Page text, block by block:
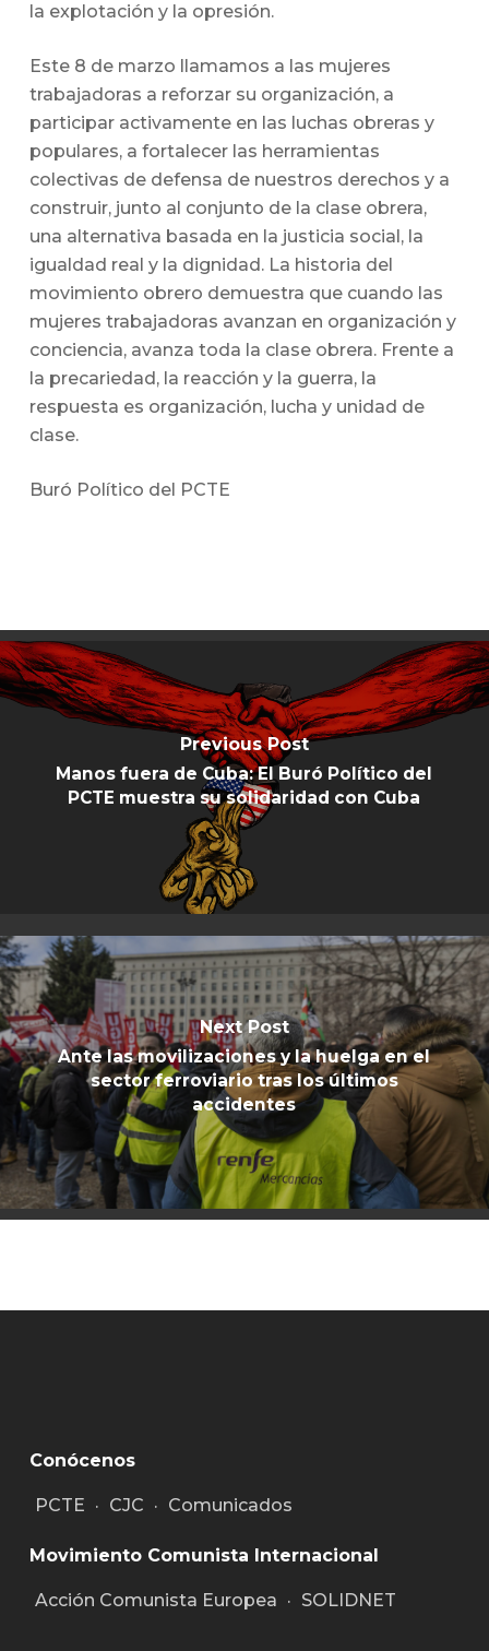
la explotación y la opresión.
Este 8 de marzo llamamos a las mujeres
trabajadoras a reforzar su organización, a
participar activamente en las luchas obreras y
populares, a fortalecer las herramientas
colectivas de defensa de nuestros derechos y a
construir, junto al conjunto de la clase obrera,
una alternativa basada en la justicia social, la
igualdad real y la dignidad. La historia del
movimiento obrero demuestra que cuando las
mujeres trabajadoras avanzan en organización y
conciencia, avanza toda la clase obrera. Frente a
la precariedad, la reacción y la guerra, la
respuesta es organización, lucha y unidad de
clase.
Buró Político del PCTE
Previous Post
Manos fuera de Cuba: El Buró Político del
PCTE muestra su solidaridad con Cuba
Next Post
Ante las movilizaciones y la huelga en el
sector ferroviario tras los últimos
accidentes
Conócenos
PCTE · CJC · Comunicados
Movimiento Comunista Internacional
Acción Comunista Europea · SOLIDNET